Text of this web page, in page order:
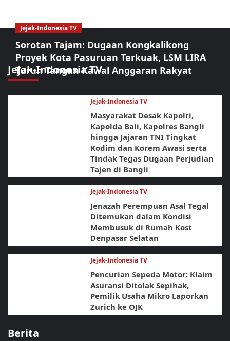
Jejak-Indonesia TV
Jejak-Indonesia TV
Sorotan Tajam: Dugaan Kongkalikong
Proyek Kota Pasuruan Terkuak, LSM LIRA
Turun Tangan Kawal Anggaran Rakyat
Jejak-Indonesia TV
Masyarakat Desak Kapolri,
Kapolda Bali, Kapolres Bangli
hingga Jajaran TNI Tingkat
Kodim dan Korem Awasi serta
Tindak Tegas Dugaan Perjudian
Tajen di Bangli
Jejak-Indonesia TV
Jenazah Perempuan Asal Tegal
Ditemukan dalam Kondisi
Membusuk di Rumah Kost
Denpasar Selatan
Jejak-Indonesia TV
Pencurian Sepeda Motor: Klaim
Asuransi Ditolak Sepihak,
Pemilik Usaha Mikro Laporkan
Zurich ke OJK
Berita